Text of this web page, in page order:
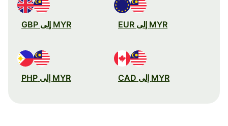
MYR إلى EUR MYR إلى GBP
MYR إلى CAD MYR إلى PHP